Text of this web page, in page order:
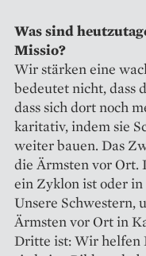
Was sind
Missio?
Wir stärken eine
bedeutet nicht, dass
dass sich dort noch
karitativ, indem sie
weiter bauen. Das
die Ärmsten vor Ort.
ein Zyklon ist oder
Unsere Schwestern,
Ärmsten vor Ort in
Dritte ist: Wir helfen